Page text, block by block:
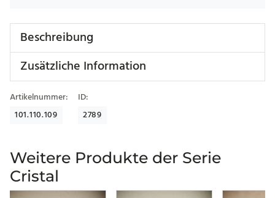
Beschreibung
Zusätzliche Information
Artikelnummer:
101.110.109
ID:
2789
Weitere Produkte der Serie
Cristal